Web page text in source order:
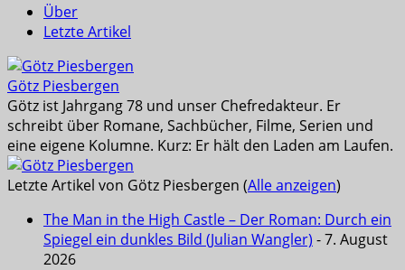
Über
Letzte Artikel
Götz Piesbergen
Götz ist Jahrgang 78 und unser Chefredakteur. Er
schreibt über Romane, Sachbücher, Filme, Serien und
eine eigene Kolumne. Kurz: Er hält den Laden am Laufen.
Letzte Artikel von Götz Piesbergen (Alle anzeigen)
The Man in the High Castle – Der Roman: Durch ein
Spiegel ein dunkles Bild (Julian Wangler) - 7. August
2026